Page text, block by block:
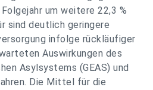
um weitere 22,3 %
sind deutlich geringere
infolge rückläufiger
Auswirkungen des
Asylsystems (GEAS) und
Die Mittel für die